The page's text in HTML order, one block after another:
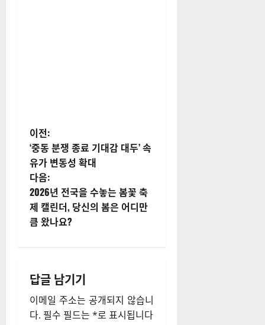
게
시
물
내
이
션
이전:
‘중동 분쟁 종료 기대감 대두’ 속
유가 변동성 확대
다음:
2026년 전국을 수놓는 봄꽃 축
제 캘린더, 당신의 봄은 어디만
큼 왔나요?
답글 남기기
이메일 주소는 공개되지 않습니
다. 필수 필드는 *로 표시됩니다